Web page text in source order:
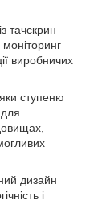
тачскрин
виробничих
ступеню
дизайн
і